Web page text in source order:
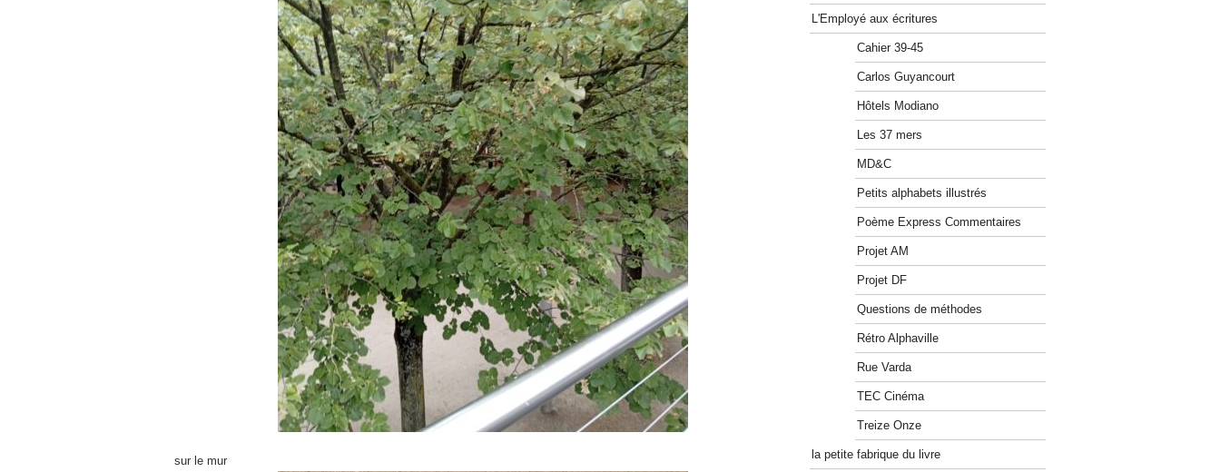
sur le mur
L'Employé aux écritures
Cahier 39-45
Carlos Guyancourt
Hôtels Modiano
Les 37 mers
MD&C
Petits alphabets illustrés
Poème Express Commentaires
Projet AM
Projet DF
Questions de méthodes
Rétro Alphaville
Rue Varda
TEC Cinéma
Treize Onze
la petite fabrique du livre